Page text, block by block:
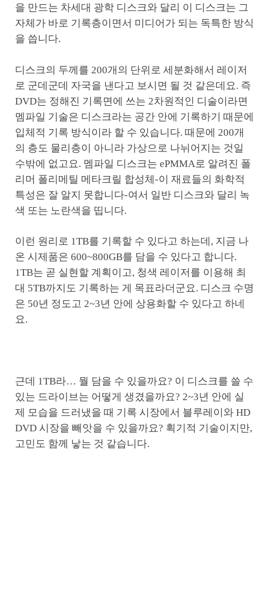
을 만드는 차세대 광학 디스크와 달리 이 디스크는 그
자체가 바로 기록층이면서 미디어가 되는 독특한 방식
을 씁니다.
디스크의 두께를 200개의 단위로 세분화해서 레이저
로 군데군데 자국을 낸다고 보시면 될 것 같은데요. 즉
DVD는 정해진 기록면에 쓰는 2차원적인 디술이라면
멤파일 기술은 디스크라는 공간 안에 기록하기 때문에
입체적 기록 방식이라 할 수 있습니다. 때문에 200개
의 층도 물리층이 아니라 가상으로 나뉘어지는 것일
수밖에 없고요. 멤파일 디스크는 ePMMA로 알려진 폴
리머 폴리메틸 메타크릴 합성체-이 재료들의 화학적
특성은 잘 알지 못합니다-여서 일반 디스크와 달리 녹
색 또는 노란색을 띱니다.
이런 원리로 1TB를 기록할 수 있다고 하는데, 지금 나
온 시제품은 600~800GB를 담을 수 있다고 합니다.
1TB는 곧 실현할 계획이고, 청색 레이저를 이용해 최
대 5TB까지도 기록하는 게 목표라더군요. 디스크 수명
은 50년 정도고 2~3년 안에 상용화할 수 있다고 하네
요.
근데 1TB라… 뭘 담을 수 있을까요? 이 디스크를 쓸 수
있는 드라이브는 어떻게 생겼을까요? 2~3년 안에 실
제 모습을 드러냈을 때 기록 시장에서 블루레이와 HD
DVD 시장을 빼앗을 수 있을까요? 획기적 기술이지만,
고민도 함께 낳는 것 같습니다.